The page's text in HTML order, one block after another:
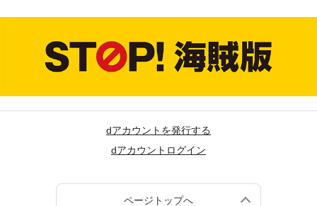
dアカウントを発行する
dアカウントログイン
ページトップへ